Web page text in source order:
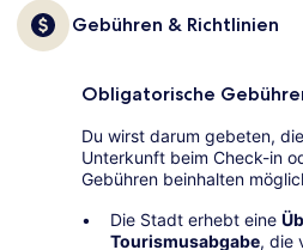
Gebühren & Richtlinien
Obligatorische
Du wirst darum gebeten,
Unterkunft beim Check-in
Gebühren beinhalten
Die Stadt erhebt eine
Tourismusabgabe, die